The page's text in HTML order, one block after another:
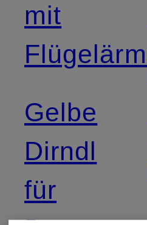
mit
Gelbe
Dirndl
für